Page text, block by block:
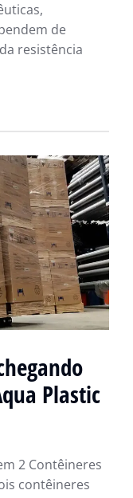
de
resistência
Plastic
2 Contêineres
contêineres